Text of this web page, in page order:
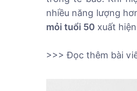
nhiều năng lượng
mỏi tuổi 50 xuất
>>> Đọc thêm bài